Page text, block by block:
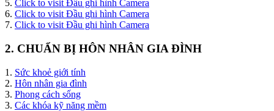
5. Click to visit Đầu ghi hình Camera
6. Click to visit Đầu ghi hình Camera
7. Click to visit Đầu ghi hình Camera
2. CHUẨN BỊ HÔN NHÂN GIA ĐÌNH
1. Sức khoẻ giới tính
2. Hôn nhân gia đình
3. Phong cách sống
3. Các khóa kỹ năng mềm